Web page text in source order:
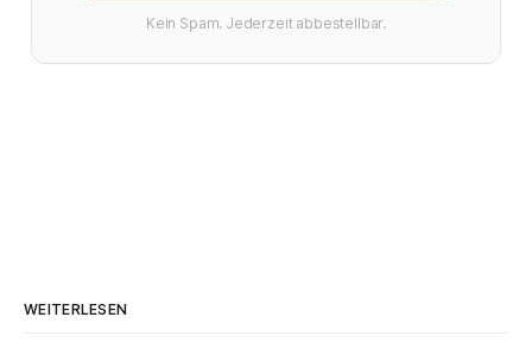
Kein Spam. Jederzeit abbestellbar.
WEITERLESEN